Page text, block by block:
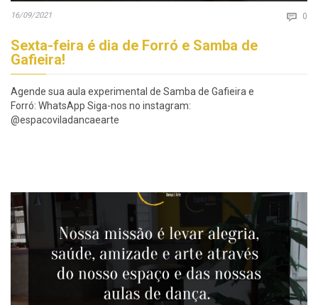
16/09/2021  0
Sexta-feira é dia de Forró e Samba de
Gafieira!
Agende sua aula experimental de Samba de Gafieira e
Forró: WhatsApp Siga-nos no instagram:
@espacoviladancaearte